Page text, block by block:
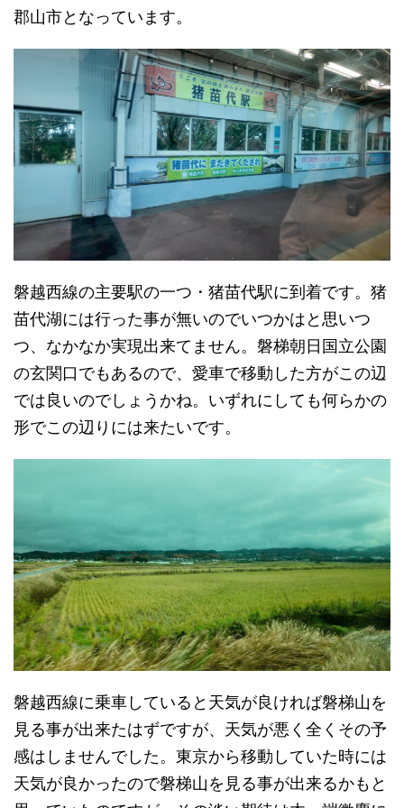
郡山市となっています。
磐越西線の主要駅の一つ・猪苗代駅に到着です。猪
苗代湖には行った事が無いのでいつかはと思いつ
つ、なかなか実現出来てません。磐梯朝日国立公園
の玄関口でもあるので、愛車で移動した方がこの辺
では良いのでしょうかね。いずれにしても何らかの
形でこの辺りには来たいです。
磐越西線に乗車していると天気が良ければ磐梯山を
見る事が出来たはずですが、天気が悪く全くその予
感はしませんでした。東京から移動していた時には
天気が良かったので磐梯山を見る事が出来るかもと